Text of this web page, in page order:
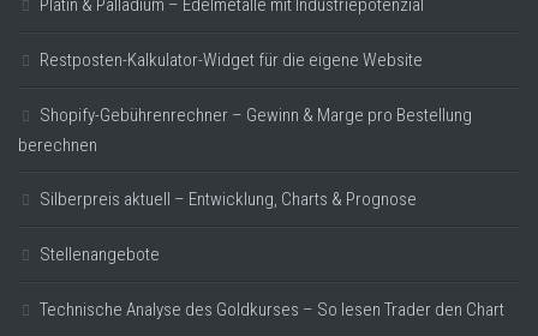
Platin & Palladium – Edelmetalle mit Industriepotenzial
Restposten-Kalkulator-Widget für die eigene Website
Shopify-Gebührenrechner – Gewinn & Marge pro Bestellung
berechnen
Silberpreis aktuell – Entwicklung, Charts & Prognose
Stellenangebote
Technische Analyse des Goldkurses – So lesen Trader den Chart